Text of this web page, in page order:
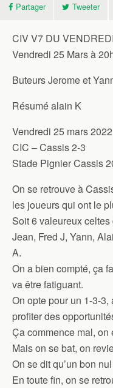
Partager Tweeter
CIV V7 DU
Vendredi 25 Mars à
Buteurs Jerome et
Résumé alain K
Vendredi 25 mars 2022
CIC – Cassis 2-3
Stade Pignier Cassis
On se retrouve à
les joueurs qui ont le
Soit 6 valeureux
Jean, Fred J, Yann,
A.
On a bien compté, ça
va être fatiguant.
On opte pour un 1-3-
profiter des
Ça commence mal,
Mais on se bat, on
On se dit qu’un bon
En toute fin, on se